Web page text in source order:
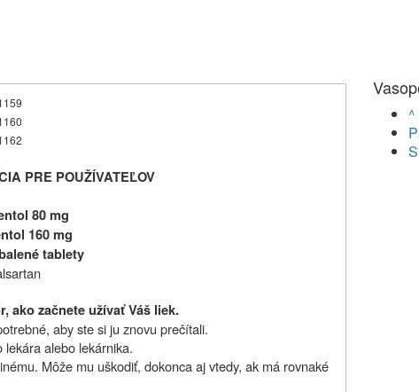
PRE POUŽÍVATEĽOV
80 mg
160 mg
tablety
ako začnete užívať Váš liek.
aby ste si ju znovu prečítali.
alebo lekárnika.
Môže mu uškodiť, dokonca aj vtedy, ak má rovnaké